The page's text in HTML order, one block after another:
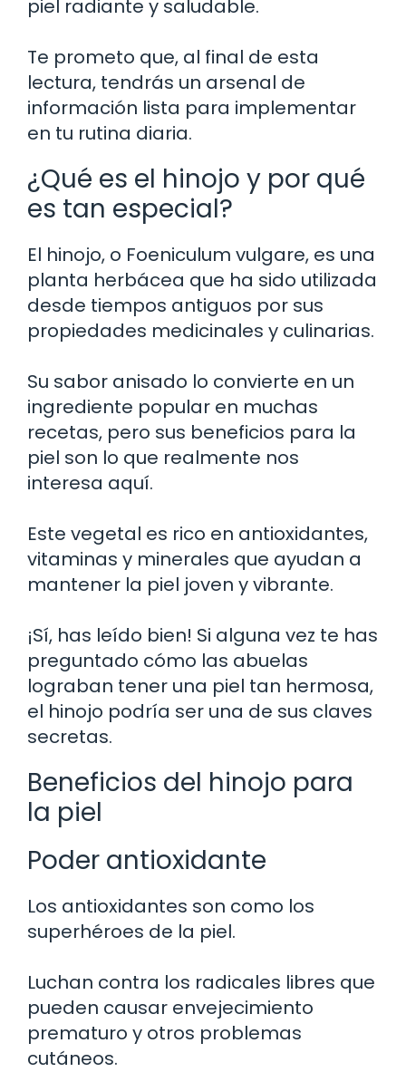
piel radiante y saludable.
Te prometo que, al final de esta
lectura, tendrás un arsenal de
información lista para implementar
en tu rutina diaria.
¿Qué es el hinojo y por qué
es tan especial?
El hinojo, o Foeniculum vulgare, es una
planta herbácea que ha sido utilizada
desde tiempos antiguos por sus
propiedades medicinales y culinarias.
Su sabor anisado lo convierte en un
ingrediente popular en muchas
recetas, pero sus beneficios para la
piel son lo que realmente nos
interesa aquí.
Este vegetal es rico en antioxidantes,
vitaminas y minerales que ayudan a
mantener la piel joven y vibrante.
¡Sí, has leído bien! Si alguna vez te has
preguntado cómo las abuelas
lograban tener una piel tan hermosa,
el hinojo podría ser una de sus claves
secretas.
Beneficios del hinojo para
la piel
Poder antioxidante
Los antioxidantes son como los
superhéroes de la piel.
Luchan contra los radicales libres que
pueden causar envejecimiento
prematuro y otros problemas
cutáneos.